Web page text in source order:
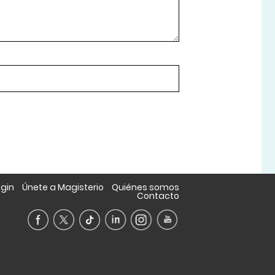
Únete a Magisterio Quiénes somos
Contacto